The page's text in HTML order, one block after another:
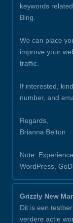
keywords
Bing.
We can place
improve your
traffic.
If interested,
number, and
Regards,
Brianna Belton
Note:
WordPress,
Grizzly New
Dit is een
verdere actie